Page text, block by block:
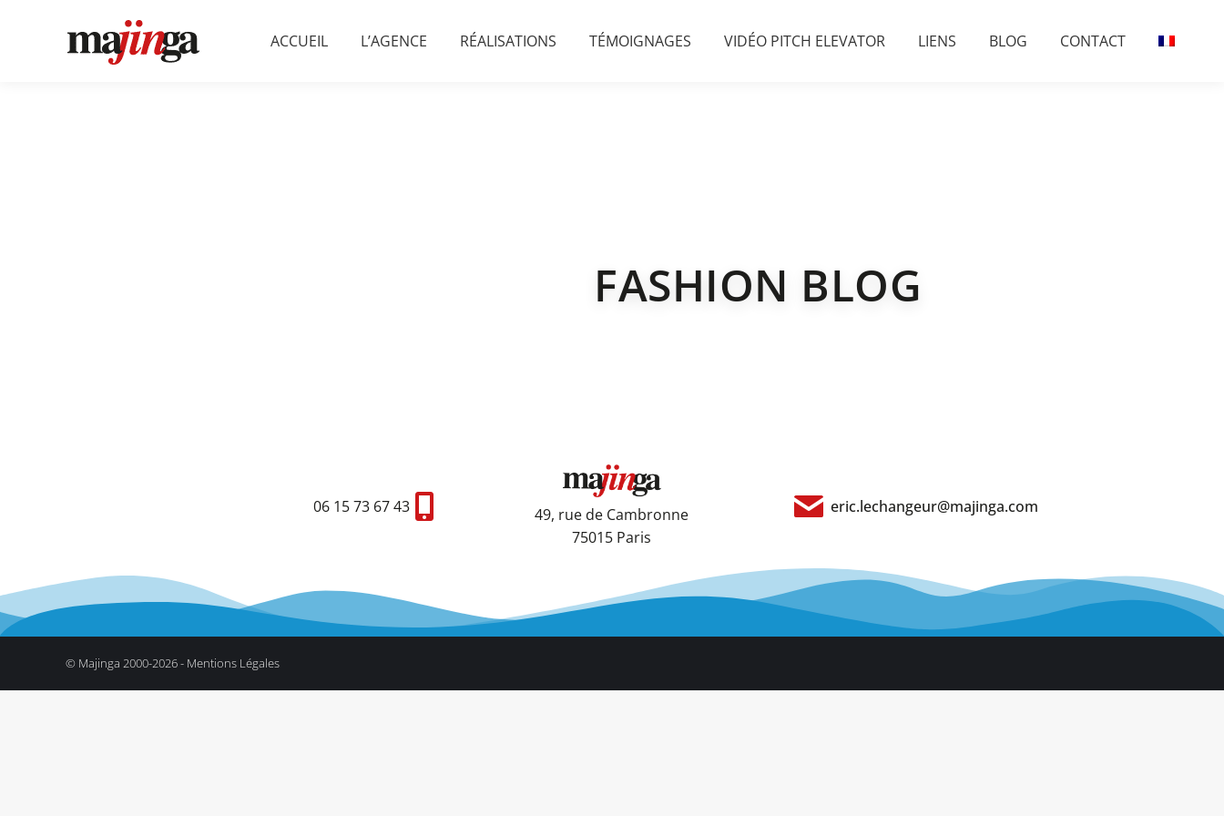
ACCUEIL L’AGENCE RÉALISATIONS TÉMOIGNAGES VIDÉO PITCH ELEVATOR LIENS BLOG CONTACT
FASHION BLOG
06 15 73 67 43
49, rue de Cambronne
75015 Paris
eric.lechangeur@majinga.com
© Majinga 2000-2026 - Mentions Légales